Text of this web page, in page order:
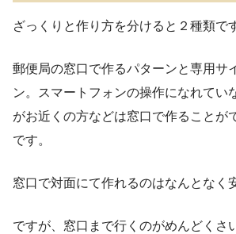
ざっくりと作り方を分けると２種類で
郵便局の窓口で作るパターンと専用サ
ン。スマートフォンの操作になれてい
がお近くの方などは窓口で作ることが
です。
窓口で対面にて作れるのはなんとなく
ですが、窓口まで行くのがめんどくさ